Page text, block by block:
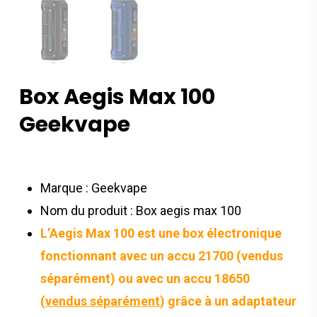
Box Aegis Max 100
Geekvape
Marque : Geekvape
Nom du produit : Box aegis max 100
L’Aegis Max 100 est une box électronique
fonctionnant avec un accu 21700 (vendus
séparément) ou avec un accu 18650
(vendus séparément) grâce à un adaptateur